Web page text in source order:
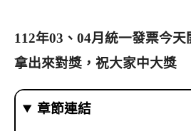
112年03、04月統一發票今
拿出來對獎，祝大家中大獎
章節連結